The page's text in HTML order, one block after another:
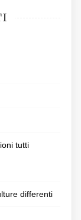
tutti
differenti